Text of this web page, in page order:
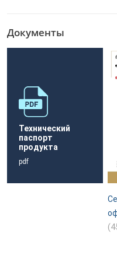
Документы
Технический
паспорт
продукта
pdf